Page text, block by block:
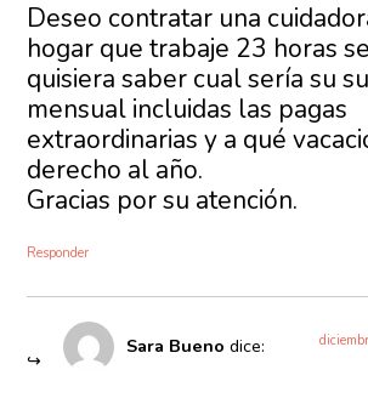
Deseo contratar una
hogar que trabaje 23 horas
quisiera saber cual sería su
mensual incluidas las pagas
extraordinarias y a qué
derecho al año.
Gracias por su atención.
Responder
Sara Bueno dice: